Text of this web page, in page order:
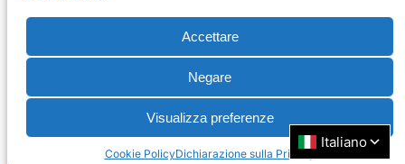
Accettare
Negare
Visualizza preferenze
Cookie PolicyDichiarazione sulla Privacy